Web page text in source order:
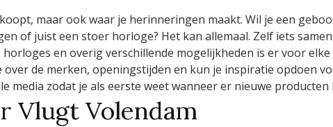
maar ook waar je herinneringen maakt. Wil je een
of juist een stoer horloge? Het kan allemaal. Zelf iets
en overig verschillende mogelijkheden is er voor elke
de merken, openingstijden en kun je inspiratie opdoen
media zodat je als eerste weet wanneer er nieuwe producten
Vlugt Volendam